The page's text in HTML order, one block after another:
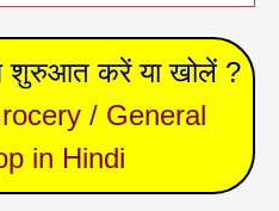
शुरुआत करें या खोलें ?
/ General
in Hindi